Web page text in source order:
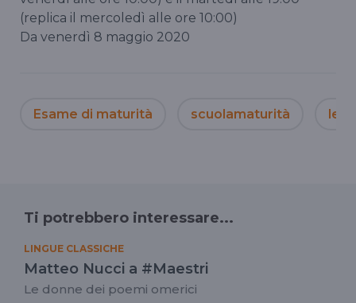
(replica il mercoledì alle ore 10:00)
Da venerdì 8 maggio 2020
Esame di maturità scuolamaturità
Ti potrebbero interessare...
LINGUE CLASSICHE
Matteo Nucci a #Maestri
Le donne dei poemi omerici